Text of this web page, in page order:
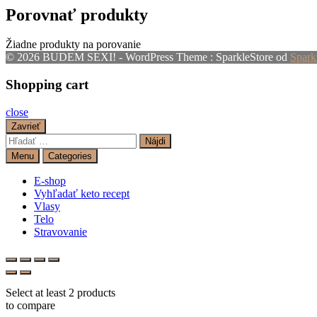
Porovnať produkty
Žiadne produkty na porovanie
© 2026 BUDEM SEXI! - WordPress Theme : SparkleStore od
Shopping cart
close
Zavrieť
Hľadať:
Menu Categories
E-shop
Vyhľadať keto recept
Vlasy
Telo
Stravovanie
Select at least 2 products
to compare